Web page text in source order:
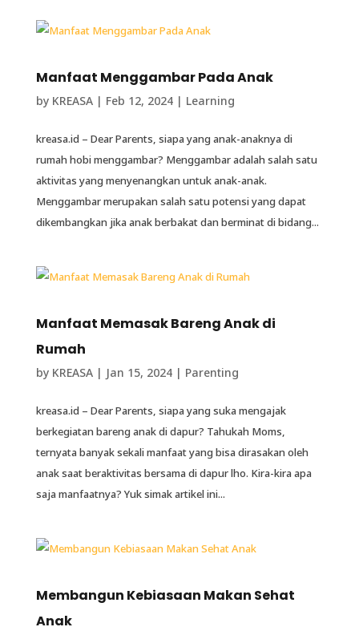
Manfaat Menggambar Pada Anak
by KREASA| Feb 12, 2024| Learning
kreasa.id – Dear Parents, siapa yang anak-anaknya di
rumah hobi menggambar? Menggambar adalah salah satu
aktivitas yang menyenangkan untuk anak-anak.
Menggambar merupakan salah satu potensi yang dapat
dikembangkan jika anak berbakat dan berminat di bidang...
Manfaat Memasak Bareng Anak di
Rumah
by KREASA| Jan 15, 2024| Parenting
kreasa.id – Dear Parents, siapa yang suka mengajak
berkegiatan bareng anak di dapur? Tahukah Moms,
ternyata banyak sekali manfaat yang bisa dirasakan oleh
anak saat beraktivitas bersama di dapur lho. Kira-kira apa
saja manfaatnya? Yuk simak artikel ini...
Membangun Kebiasaan Makan Sehat
Anak